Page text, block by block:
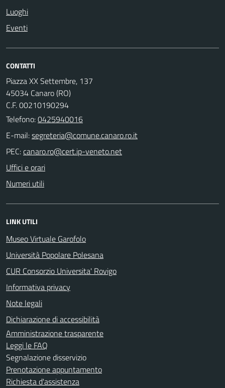
Luoghi
Eventi
CONTATTI
Piazza XX Settembre, 137
45034 Canaro (RO)
C.F. 00210190294
Telefono:0425940016
E-mail:
PEC:
Uffici e orari
Numeri utili
LINK UTILI
Museo Virtuale Garofolo
Università Popolare Polesana
CUR Consorzio Universita' Rovigo
Informativa privacy
Note legali
Dichiarazione di accessibilità
Amministrazione trasparente
Leggi le FAQ
Segnalazione disservizio
Prenotazione appuntamento
Richiesta d'assistenza